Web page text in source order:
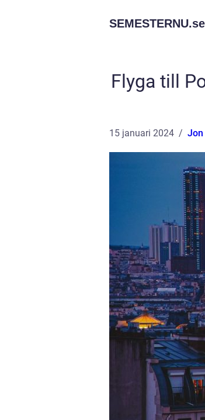
SEMESTERNU.se
Flyga till
15 januari 2024 Jon